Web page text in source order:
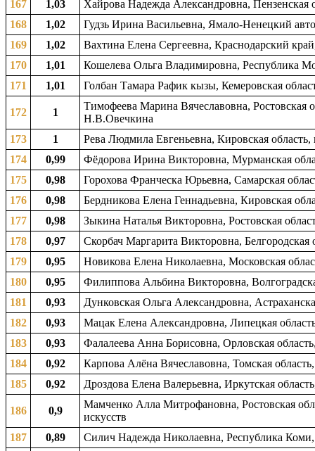
167
1,03
Хайрова Надежда Александровна,
168
1,02
Гудзь Ирина Васильевна, Ямало-Ненецкий
169
1,02
Вахтина Елена Сергеевна, Краснодарский
170
1,01
Кошелева Ольга Владимировна, Республика
171
1,01 Голбан Тамара Рафик кызы, Кемеровская
172 1
Тимофеева Марина Вячеславовна, Ростовская
Н.В.Овечкина
173
1
Рева Людмила Евгеньевна, Кировская
174
0,99
Фёдорова Ирина Викторовна, Мурманская
175
0,98
Горохова Франческа Юрьевна, Самарская
176
0,98
Бердникова Елена Геннадьевна, Кировская
177
0,98
Зыкина Наталья Викторовна, Ростовская
178
0,97
Скорбач Маргарита Викторовна, Белгородская
179
0,95
Новикова Елена Николаевна, Московская
180
0,95
Филиппова Альбина Викторовна,
181
0,93
Дунковская Ольга Александровна,
182
0,93
Мацак Елена Александровна, Липецкая
183
0,93
Фалалеева Анна Борисовна, Орловская
184
0,92
Карпова Алёна Вячеславовна, Томская
185
0,92 Дроздова Елена Валерьевна, Иркутская
186 0,9
Мамченко Алла Митрофановна, Ростовская
искусств
187
0,89
Силич Надежда Николаевна, Республика Коми,